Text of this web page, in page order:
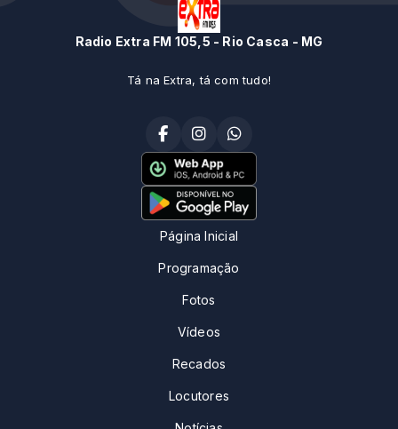
Radio Extra FM 105,5 - Rio Casca - MG
Tá na Extra, tá com tudo!
Página Inicial
Programação
Fotos
Vídeos
Recados
Locutores